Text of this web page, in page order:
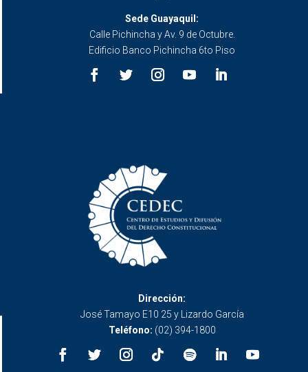
Sede Guayaquil:
Calle Pichincha y Av. 9 de Octubre.
Edificio Banco Pichincha 6to Piso
Dirección:
José Tamayo E10 25 y Lizardo García
Teléfono: (02) 394-1800